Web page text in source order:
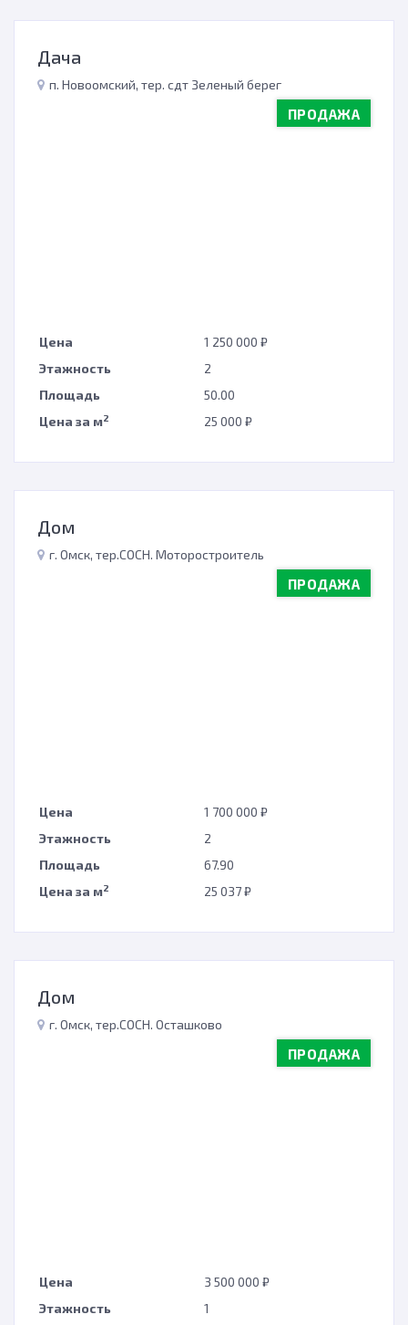
Дача
п. Новоомский, тер. сдт Зеленый берег
ПРОДАЖА
Цена
1 250 000 ₽
Этажность
2
Площадь
50.00
Цена за м2 25 000 ₽
Дом
г. Омск, тер.СОСН. Моторостроитель
ПРОДАЖА
Цена
1 700 000 ₽
Этажность
2
Площадь
67.90
Цена за м2 25 037 ₽
Дом
г. Омск, тер.СОСН. Осташково
ПРОДАЖА
Цена
3 500 000 ₽
Этажность
1